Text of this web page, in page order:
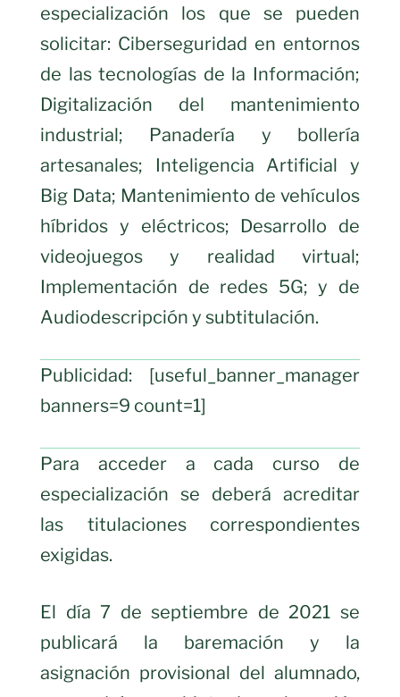
especialización los que se pueden
solicitar: Ciberseguridad en entornos
de las tecnologías de la Información;
Digitalización del mantenimiento
industrial; Panadería y bollería
artesanales; Inteligencia Artificial y
Big Data; Mantenimiento de vehículos
híbridos y eléctricos; Desarrollo de
videojuegos y realidad virtual;
Implementación de redes 5G; y de
Audiodescripción y subtitulación.
Publicidad: [useful_banner_manager
banners=9 count=1]
Para acceder a cada curso de
especialización se deberá acreditar
las titulaciones correspondientes
exigidas.
El día 7 de septiembre de 2021 se
publicará la baremación y la
asignación provisional del alumnado,